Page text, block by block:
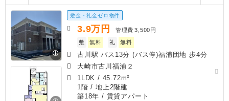
敷金・礼金ゼロ物件
3.9万円 管理費 3,500円
敷
無料 礼 無料
古川駅 バス13分 (バス停)福浦団地 歩4分
大崎市古川福浦２
1LDK / 45.72m²
1階 / 地上2階建
築18年 / 賃貸アパート